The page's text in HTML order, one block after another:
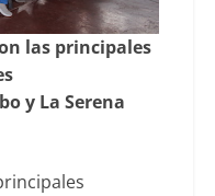
las principales
y La Serena